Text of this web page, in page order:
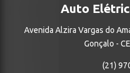
Auto
Avenida Alzira Vargas do
Gonçalo -
(21)